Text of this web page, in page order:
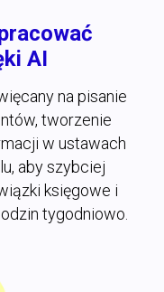
AI
na pisanie
tworzenie
w ustawach
aby szybciej
księgowe i
tygodniowo.